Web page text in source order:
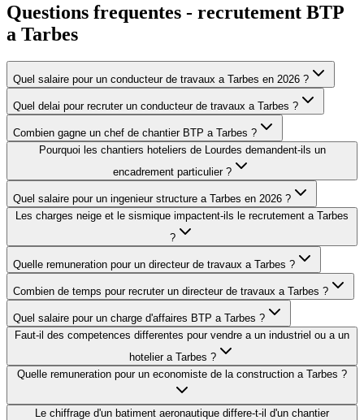
Questions frequentes - recrutement BTP
a Tarbes
Quel salaire pour un conducteur de travaux a Tarbes en 2026 ?
Quel delai pour recruter un conducteur de travaux a Tarbes ?
Combien gagne un chef de chantier BTP a Tarbes ?
Pourquoi les chantiers hoteliers de Lourdes demandent-ils un
encadrement particulier ?
Quel salaire pour un ingenieur structure a Tarbes en 2026 ?
Les charges neige et le sismique impactent-ils le recrutement a Tarbes
?
Quelle remuneration pour un directeur de travaux a Tarbes ?
Combien de temps pour recruter un directeur de travaux a Tarbes ?
Quel salaire pour un charge d'affaires BTP a Tarbes ?
Faut-il des competences differentes pour vendre a un industriel ou a un
hotelier a Tarbes ?
Quelle remuneration pour un economiste de la construction a Tarbes ?
Le chiffrage d'un batiment aeronautique differe-t-il d'un chantier